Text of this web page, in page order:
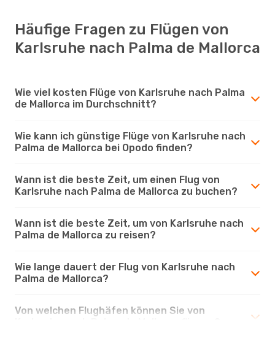
Häufige Fragen zu Flügen von
Karlsruhe nach Palma de Mallorca
Wie viel kosten Flüge von Karlsruhe nach Palma
de Mallorca im Durchschnitt?
Wie kann ich günstige Flüge von Karlsruhe nach
Palma de Mallorca bei Opodo finden?
Wann ist die beste Zeit, um einen Flug von
Karlsruhe nach Palma de Mallorca zu buchen?
Wann ist die beste Zeit, um von Karlsruhe nach
Palma de Mallorca zu reisen?
Wie lange dauert der Flug von Karlsruhe nach
Palma de Mallorca?
Von welchen Flughäfen können Sie von